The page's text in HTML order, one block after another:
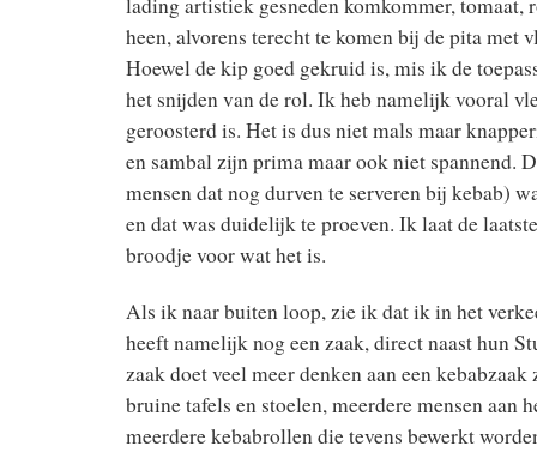
heen, alvorens terecht te komen bij de pita met
Hoewel de kip goed gekruid is, mis ik de
het snijden van de rol. Ik heb namelijk vooral
geroosterd is. Het is dus niet mals maar
en sambal zijn prima maar ook niet spannend.
mensen dat nog durven te serveren bij kebab)
en dat was duidelijk te proeven. Ik laat de
broodje voor wat het is.
Als ik naar buiten loop, zie ik dat ik in het
heeft namelijk nog een zaak, direct naast hun
zaak doet veel meer denken aan een
bruine tafels en stoelen, meerdere mensen aan
meerdere kebabrollen die tevens bewerkt